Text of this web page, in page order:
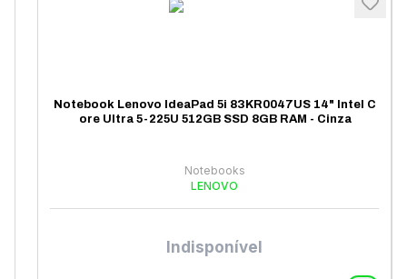
Notebook Lenovo IdeaPad 5i 83KR0047US 14" Intel C
ore Ultra 5-225U 512GB SSD 8GB RAM - Cinza
Notebooks
LENOVO
Indisponível